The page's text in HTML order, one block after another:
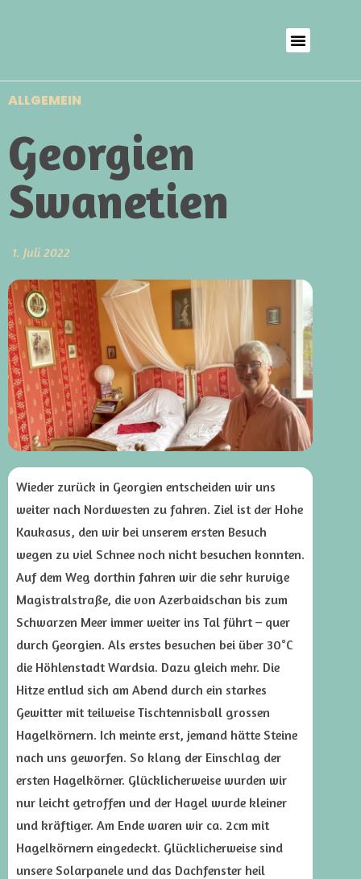
ALLGEMEIN
Georgien
Swanetien
1. Juli 2022
Wieder zurück in Georgien entscheiden wir uns
weiter nach Nordwesten zu fahren. Ziel ist der Hohe
Kaukasus, den wir bei unserem ersten Besuch
wegen zu viel Schnee noch nicht besuchen konnten.
Auf dem Weg dorthin fahren wir die sehr kurvige
Magistralstraße, die von Azerbaidschan bis zum
Schwarzen Meer immer weiter ins Tal führt – quer
durch Georgien. Als erstes besuchen bei über 30°C
die Höhlenstadt Wardsia. Dazu gleich mehr. Die
Hitze entlud sich am Abend durch ein starkes
Gewitter mit teilweise Tischtennisball grossen
Hagelkörnern. Ich meinte erst, jemand hätte Steine
nach uns geworfen. So klang der Einschlag der
ersten Hagelkörner. Glücklicherweise wurden wir
nur leicht getroffen und der Hagel wurde kleiner
und kräftiger. Am Ende waren wir ca. 2cm mit
Hagelkörnern eingedeckt. Glücklicherweise sind
unsere Solarpanele und das Dachfenster heil